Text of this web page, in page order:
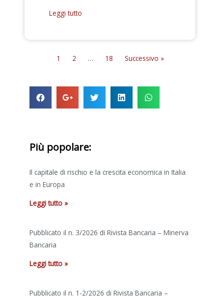
Leggi tutto
1 2 … 18 Successivo »
Più popolare:
Il capitale di rischio e la crescita economica in Italia
e in Europa
Leggi tutto »
Pubblicato il n. 3/2026 di Rivista Bancaria – Minerva
Bancaria
Leggi tutto »
Pubblicato il n. 1-2/2026 di Rivista Bancaria –